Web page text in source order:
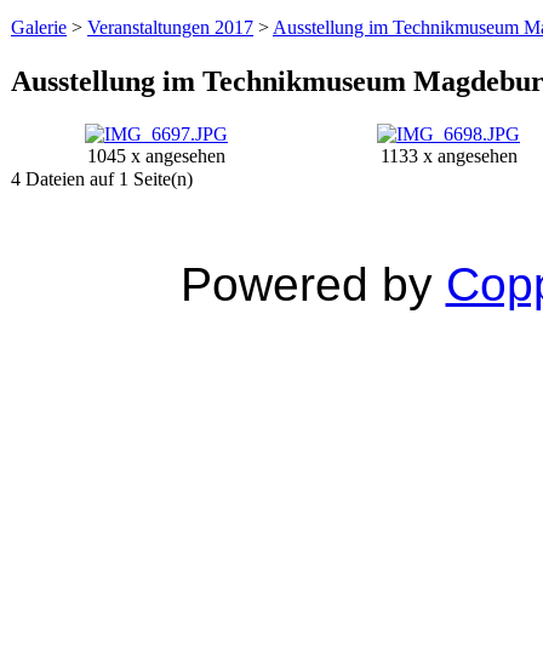
Galerie > Veranstaltungen 2017 > Ausstellung im Technikmuseum
Ausstellung im Technikmuseum
1045 x angesehen
1133 x angesehen
4 Dateien auf 1 Seite(n)
Powered by